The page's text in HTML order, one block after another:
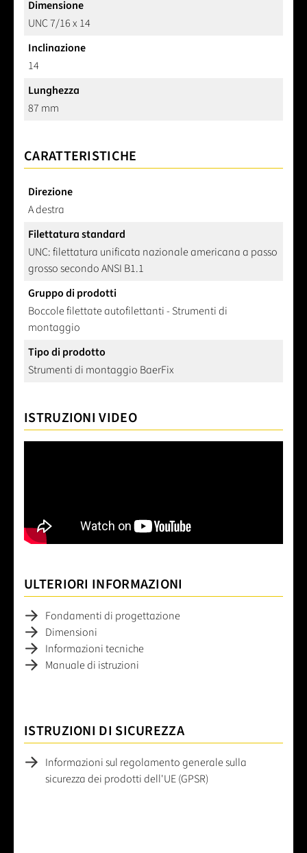
Dimensione
UNC 7/16 x 14
Inclinazione
14
Lunghezza
87 mm
CARATTERISTICHE
Direzione
A destra
Filettatura standard
UNC: filettatura unificata nazionale americana a passo
grosso secondo ANSI B1.1
Gruppo di prodotti
Boccole filettate autofilettanti - Strumenti di
montaggio
Tipo di prodotto
Strumenti di montaggio BaerFix
ISTRUZIONI VIDEO
ULTERIORI INFORMAZIONI
Fondamenti di progettazione
Dimensioni
Informazioni tecniche
Manuale di istruzioni
ISTRUZIONI DI SICUREZZA
Informazioni sul regolamento generale sulla
sicurezza dei prodotti dell'UE (GPSR)